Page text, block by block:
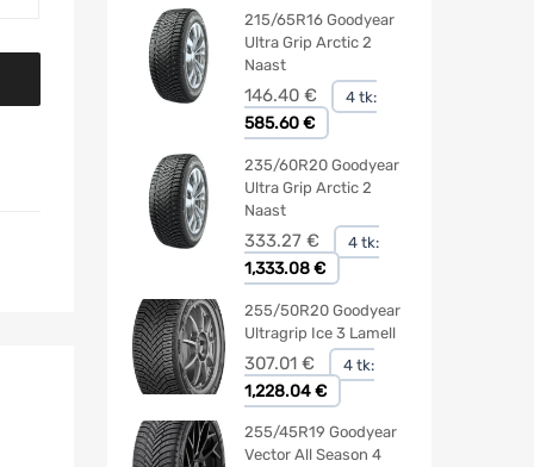
215/65R16 Goodyear
Ultra Grip Arctic 2
Naast
146.40 € 4 tk:
585.60 €
235/60R20 Goodyear
Ultra Grip Arctic 2
Naast
333.27 € 4 tk:
1,333.08 €
255/50R20 Goodyear
Ultragrip Ice 3 Lamell
307.01 € 4 tk:
1,228.04 €
255/45R19 Goodyear
Vector All Season 4